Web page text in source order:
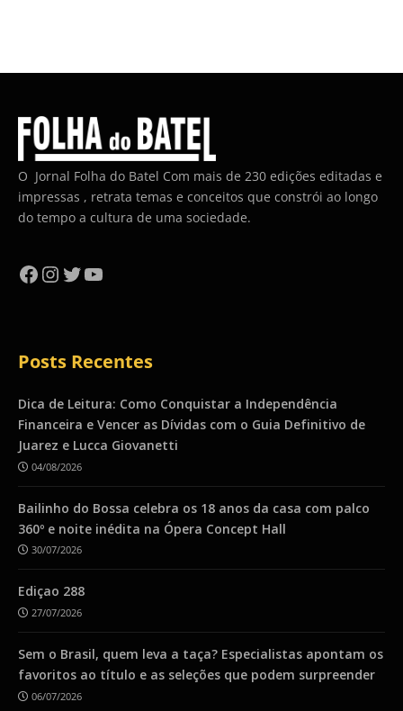
O Jornal Folha do Batel Com mais de 230 edições editadas e
impressas , retrata temas e conceitos que constrói ao longo
do tempo a cultura de uma sociedade.
Facebook
Instagram
Twitter
YouTube
Posts Recentes
Dica de Leitura: Como Conquistar a Independência
Financeira e Vencer as Dívidas com o Guia Definitivo de
Juarez e Lucca Giovanetti
04/08/2026
Bailinho do Bossa celebra os 18 anos da casa com palco
360º e noite inédita na Ópera Concept Hall
30/07/2026
Ediçao 288
27/07/2026
Sem o Brasil, quem leva a taça? Especialistas apontam os
favoritos ao título e as seleções que podem surpreender
06/07/2026